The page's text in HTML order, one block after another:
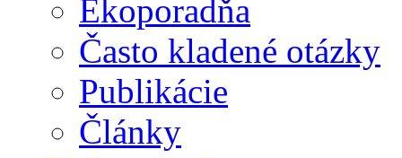
Ekoporadňa
Často kladené otázky
Publikácie
Články